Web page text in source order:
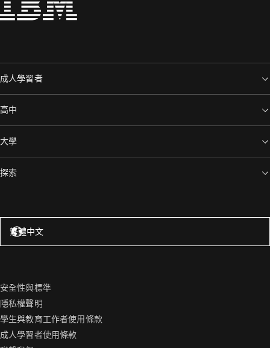
成人學習者
高中
大學
探索
繁體中文
安全性與標準
隱私權聲明
學生與教育工作者使用條款
成人學習者使用條款